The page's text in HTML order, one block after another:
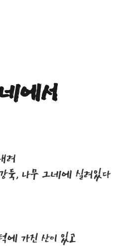
에서
려
둑, 나무 그네에 실려있다
에 가진 산이 있고